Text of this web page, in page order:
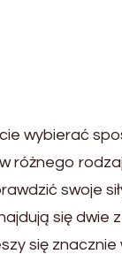
wybierać
różnego
swoje
się dwie
się